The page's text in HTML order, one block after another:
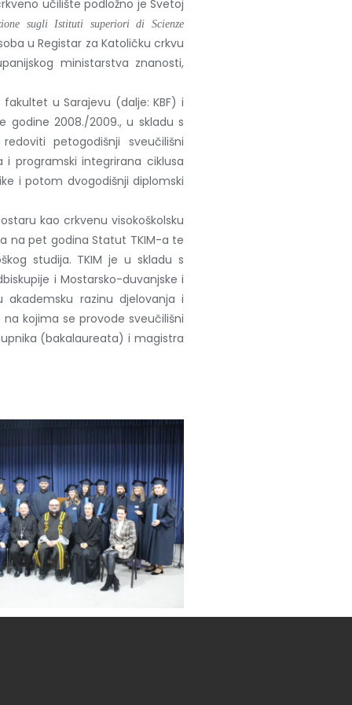
učilište podložno je Svetoj
sugli Istituti superiori di Scienze
u Registar za Katoličku crkvu
ministarstva znanosti,
u Sarajevu (dalje: KBF) i
godine 2008./2009., u skladu s
petogodišnji sveučilišni
programski integrirana ciklusa
i potom dvogodišnji diplomski
kao crkvenu visokoškolsku
na pet godina Statut TKIM-a te
studija. TKIM je u skladu s
i Mostarsko-duvanjske i
akademsku razinu djelovanja i
kojima se provode sveučilišni
(bakalaureata) i magistra